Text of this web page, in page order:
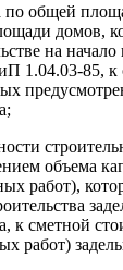
по общей
домов,
на
1.04.03-85,
объема
работ),
к сметной
работ)